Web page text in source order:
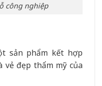
công nghiệp
sản phẩm kết hợp
vẻ đẹp thẩm mỹ của